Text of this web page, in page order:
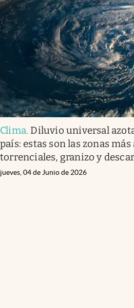
Clima. Diluvio universal
país: estas son las zonas
torrenciales, granizo y
jueves, 04 de Junio de 2026